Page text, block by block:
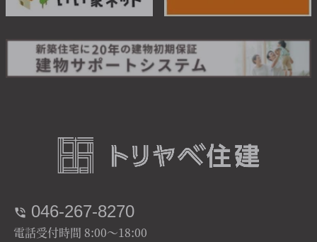
046-267-8270
電話受付時間 8:00～18:00